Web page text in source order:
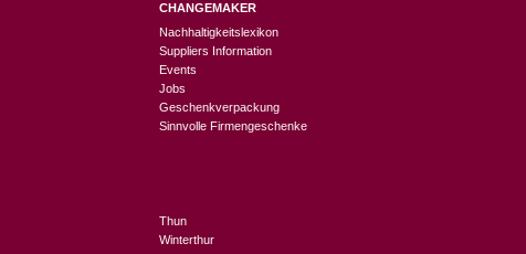
CHANGEMAKER
Nachhaltigkeitslexikon
Suppliers Information
Events
Jobs
Geschenkverpackung
Sinnvolle Firmengeschenke
Thun
Winterthur